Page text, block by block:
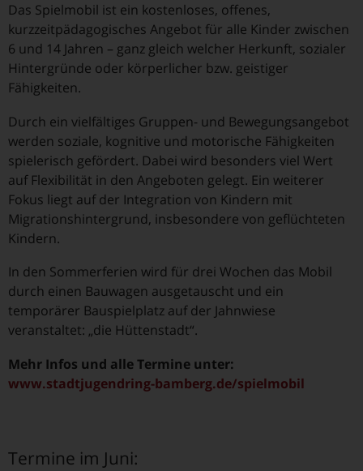
Das Spielmobil ist ein kostenloses, offenes,
kurzzeitpädagogisches Angebot für alle Kinder zwischen
6 und 14 Jahren – ganz gleich welcher Herkunft, sozialer
Hintergründe oder körperlicher bzw. geistiger
Fähigkeiten.
Durch ein vielfältiges Gruppen- und Bewegungsangebot
werden soziale, kognitive und motorische Fähigkeiten
spielerisch gefördert. Dabei wird besonders viel Wert
auf Flexibilität in den Angeboten gelegt. Ein weiterer
Fokus liegt auf der Integration von Kindern mit
Migrationshintergrund, insbesondere von geflüchteten
Kindern.
In den Sommerferien wird für drei Wochen das Mobil
durch einen Bauwagen ausgetauscht und ein
temporärer Bauspielplatz auf der Jahnwiese
veranstaltet: „die Hüttenstadt“.
Mehr Infos und alle Termine unter:
www.stadtjugendring-bamberg.de/spielmobil
Termine im Juni: